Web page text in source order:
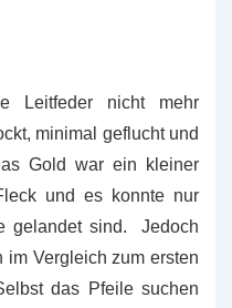
Leitfeder nicht mehr
minimal geflucht und
Gold war ein kleiner
und es konnte nur
gelandet sind. Jedoch
im Vergleich zum ersten
das Pfeile suchen